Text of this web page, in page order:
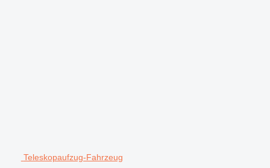
Teleskopaufzug-Fahrzeug